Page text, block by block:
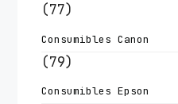
(77)
Consumibles Canon
(79)
Consumibles Epson